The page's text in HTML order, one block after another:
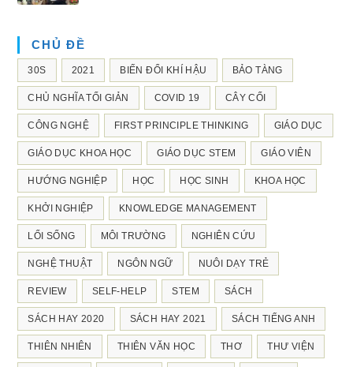
CHỦ ĐỀ
30S 2021 BIẾN ĐỔI KHÍ HẬU BẢO TÀNG
CHỦ NGHĨA TỐI GIẢN COVID 19 CÂY CỐI
CÔNG NGHỆ FIRST PRINCIPLE THINKING GIÁO DỤC
GIÁO DỤC KHOA HỌC GIÁO DỤC STEM GIÁO VIÊN
HƯỚNG NGHIỆP HỌC HỌC SINH KHOA HỌC
KHỞI NGHIỆP KNOWLEDGE MANAGEMENT
LỐI SỐNG MÔI TRƯỜNG NGHIÊN CỨU
NGHỆ THUẬT NGÔN NGỮ NUÔI DẠY TRẺ
REVIEW SELF-HELP STEM SÁCH
SÁCH HAY 2020 SÁCH HAY 2021 SÁCH TIẾNG ANH
THIÊN NHIÊN THIÊN VĂN HỌC THƠ THƯ VIỆN